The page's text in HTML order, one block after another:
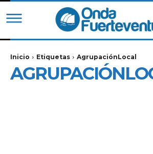
Inicio Etiquetas AgrupaciónLocal